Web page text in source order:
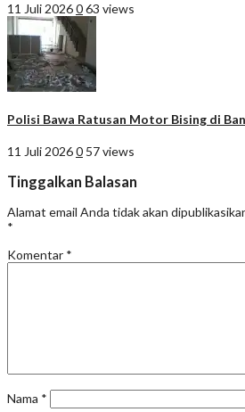
11 Juli 2026063 views
Polisi Bawa Ratusan Motor Bising di
11 Juli 20260 57 views
Tinggalkan Balasan
Alamat email Anda tidak akan
*
Komentar *
Nama *